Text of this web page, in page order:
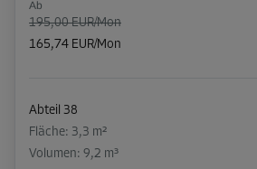
Ab
195,00 EUR/Mon
165,74 EUR/Mon
Abteil 38
Fläche: 3,3 m²
Volumen: 9,2 m³